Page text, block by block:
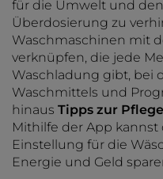
für die Umwelt und
Überdosierung zu
Waschmaschinen mit
verknüpfen, die jede
Waschladung gibt, bei
Waschmittels und
hinaus Tipps zur
Mithilfe der App
Einstellung für die
Energie und Geld